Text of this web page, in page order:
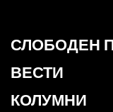
СЛОБОДЕН
ВЕСТИ
КОЛУМНИ